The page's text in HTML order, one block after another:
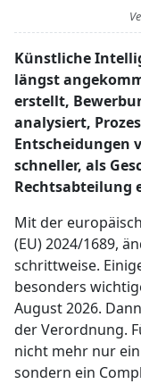
Künstliche
längst
erstellt,
analysiert,
Entscheidungen
schneller, als
Rechtsabteilung
Mit der
(EU) 2024/1689,
schrittweise.
besonders
August 2026.
der Verordnung.
nicht mehr nur
sondern ein